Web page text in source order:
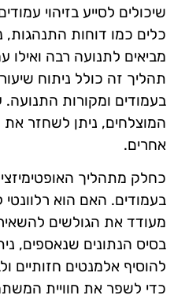
שיכולים לסייע בזיהוי
כלים כמו דוחות התנהגות,
מביאים לתנועה רבה ואילו
תהליך זה כולל ניתוח
בעמודים ומקורות התנועה.
המוצלחים, ניתן לשחזר
אחרים.
כחלק מתהליך
בעמודים. האם הוא
מעודד את הגולשים
בסיס הנתונים שנאספים,
להוסיף אלמנטים חזותיים
כדי לשפר את חוויית